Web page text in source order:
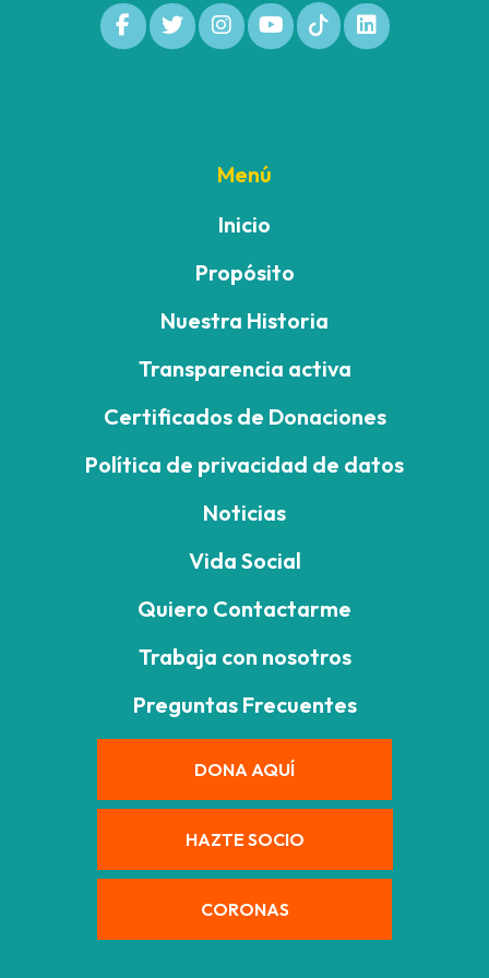
Menú
Inicio
Propósito
Nuestra Historia
Transparencia activa
Certificados de Donaciones
Política de privacidad de datos
Noticias
Vida Social
Quiero Contactarme
Trabaja con nosotros
Preguntas Frecuentes
DONA AQUÍ
HAZTE SOCIO
CORONAS